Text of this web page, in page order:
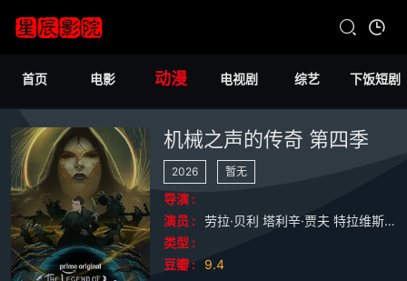
首页 电影 动漫 电视剧 综艺 下饭短剧
机械之声的传奇 第四季
2026 暂无
导演 :
演员 :
劳拉·贝利 塔利辛·贾夫 特拉维斯·威林厄姆
类型 :
豆瓣 :
9.4